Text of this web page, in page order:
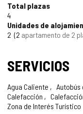
Total plazas
4
Unidades de
2 2 apartamento de 2
SERVICIOS
Agua Caliente
Autobús
Calefacción
Zona de Interés Turístico